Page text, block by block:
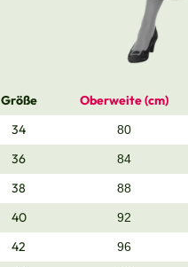
Größe Oberweite (cm)
34
80
36 84
38 88
40 92
42 96